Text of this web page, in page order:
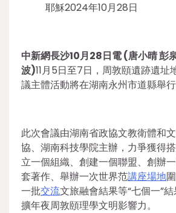
耶穌2024年10月28日
中新網長沙10月28日電 (唐小晴 彭
波)11月5日至7日，周敦頤遺跡遺址
議主體活動將在湖南永州市道縣舉行
此次會議由湖南省政協文教衛體和
協、湖南科技學院主辦，力爭獲得
立一個組織、創建一個聯盟、創辦
套著作、舉辦一次世界范講座場地
一批交流文旅融會結果等“七個一”
擴年夜周敦頤理學文明影響力。